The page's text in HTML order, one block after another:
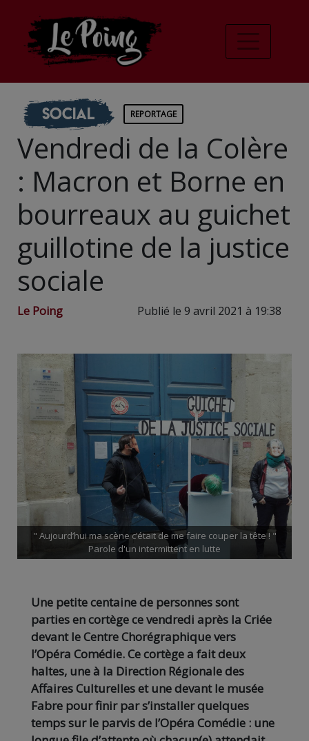
Social REPORTAGE
Vendredi de la Colère
: Macron et Borne en
bourreaux au guichet
guillotine de la justice
sociale
Le Poing Publié le 9 avril 2021 à 19:38
" Aujourd’hui ma scène c’était de me faire couper la tête ! "
Parole d'un intermittent en lutte
Une petite centaine de personnes sont
parties en cortège ce vendredi après la Criée
devant le Centre Chorégraphique vers
l’Opéra Comédie. Ce cortège a fait deux
haltes, une à la Direction Régionale des
Affaires Culturelles et une devant le musée
Fabre pour finir par s’installer quelques
temps sur le parvis de l’Opéra Comédie : une